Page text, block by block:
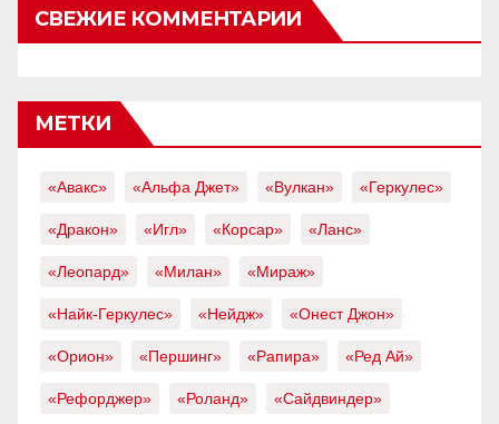
СВЕЖИЕ КОММЕНТАРИИ
МЕТКИ
«Авакс» «Альфа Джет» «Вулкан» «Геркулес»
«Дракон» «Игл» «Корсар» «Ланс»
«Леопард» «Милан» «Мираж»
«Найк-Геркулес» «Нейдж» «Онест Джон»
«Орион» «Першинг» «Рапира» «Ред Ай»
«Рефорджер» «Роланд» «Сайдвиндер»